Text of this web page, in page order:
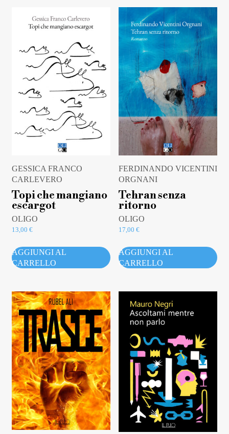
GESSICA FRANCO
CARLEVERO
Topi che mangiano
escargot
OLIGO
13,00 €
AGGIUNGI AL
CARRELLO
FERDINANDO VICENTINI
ORGNANI
Tehran senza
ritorno
OLIGO
17,00€
AGGIUNGI AL
CARRELLO